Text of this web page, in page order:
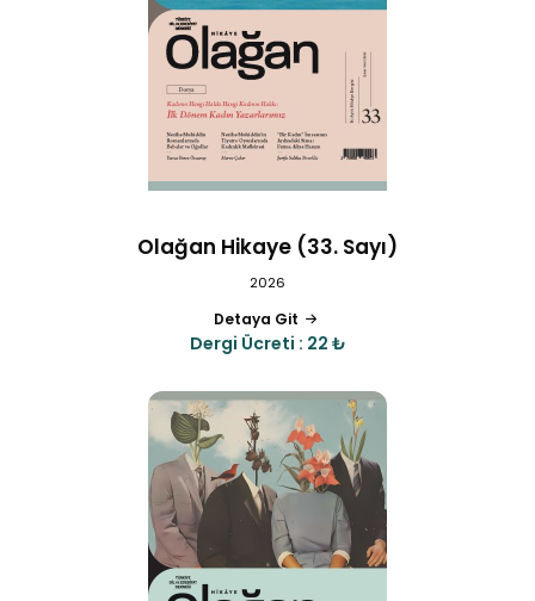
Olağan Hikaye (33. Sayı)
2026
Detaya Git
Dergi Ücreti : 22 ₺